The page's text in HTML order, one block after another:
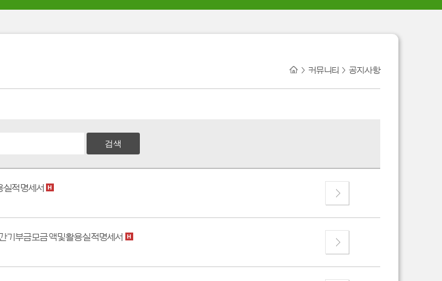
> 커뮤니티 > 공지사항
적명세서
기부금모금액및활용실적명세서